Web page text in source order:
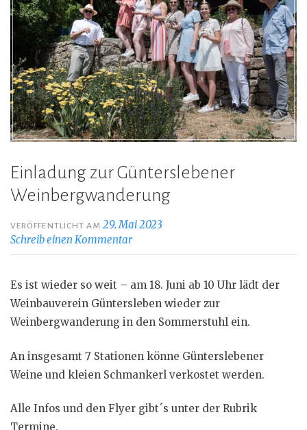
Einladung zur Günterslebener
Weinbergwanderung
VERÖFFENTLICHT AM29. Mai 2023
Schreib einen Kommentar
Es ist wieder so weit – am 18. Juni ab 10 Uhr lädt der
Weinbauverein Güntersleben wieder zur
Weinbergwanderung in den Sommerstuhl ein.
An insgesamt 7 Stationen könne Günterslebener
Weine und kleien Schmankerl verkostet werden.
Alle Infos und den Flyer gibt´s unter der Rubrik
Termine.